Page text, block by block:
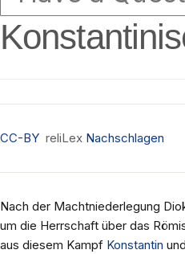
CC-BY reliLex Nachschlagen
Nach der Machtniederlegung
um die Herrschaft über das
aus diesem Kampf Konstantin